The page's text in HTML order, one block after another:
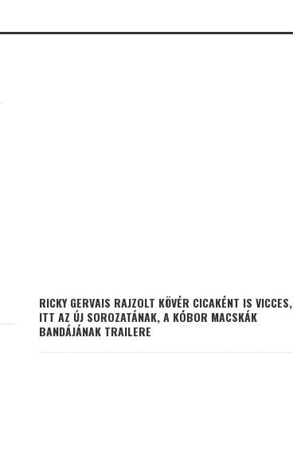
RICKY GERVAIS RAJZOLT KÖVÉR CICAKÉNT IS VICCES,
ITT AZ ÚJ SOROZATÁNAK, A KÓBOR MACSKÁK
BANDÁJÁNAK TRAILERE